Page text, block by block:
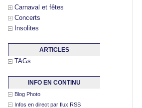
Carnaval et fêtes
Concerts
Insolites
ARTICLES
TAGs
INFO EN CONTINU
Blog Photo
Infos en direct par flux RSS